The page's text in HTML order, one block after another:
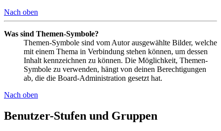
Nach oben
Was sind Themen-Symbole?
Themen-Symbole sind vom Autor ausgewählte Bilder, welche
mit einem Thema in Verbindung stehen können, um dessen
Inhalt kennzeichnen zu können. Die Möglichkeit, Themen-
Symbole zu verwenden, hängt von deinen Berechtigungen
ab, die die Board-Administration gesetzt hat.
Nach oben
Benutzer-Stufen und Gruppen